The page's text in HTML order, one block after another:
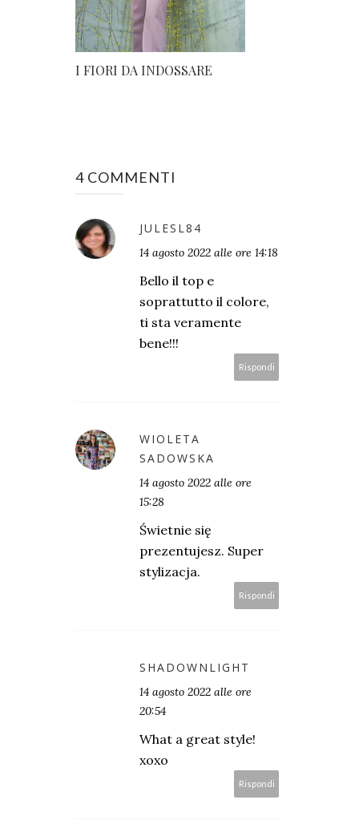
I FIORI DA INDOSSARE
4 COMMENTI
JULESL84
14 agosto 2022 alle ore 14:18
Bello il top e
soprattutto il colore,
ti sta veramente
bene!!!
Rispondi
WIOLETA
SADOWSKA
14 agosto 2022 alle ore
15:28
Świetnie się
prezentujesz. Super
stylizacja.
Rispondi
SHADOWNLIGHT
14 agosto 2022 alle ore
20:54
What a great style!
xoxo
Rispondi